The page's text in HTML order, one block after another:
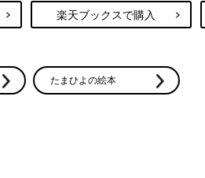
楽天ブックスで購入
たまひよの絵本